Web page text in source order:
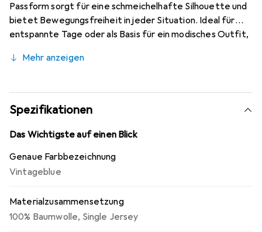
Passform sorgt für eine schmeichelhafte Silhouette und
bietet Bewegungsfreiheit in jeder Situation. Ideal für
entspannte Tage oder als Basis für ein modisches Outfit,
Kleiderschrank eines jeden Mannes. Ein Klassiker, der
anderen Kleidungsstücken kombinieren lässt.
Mehr anzeigen
Spezifikationen
Das Wichtigste auf einen Blick
Genaue Farbbezeichnung
Vintageblue
Materialzusammensetzung
100% Baumwolle, Single Jersey